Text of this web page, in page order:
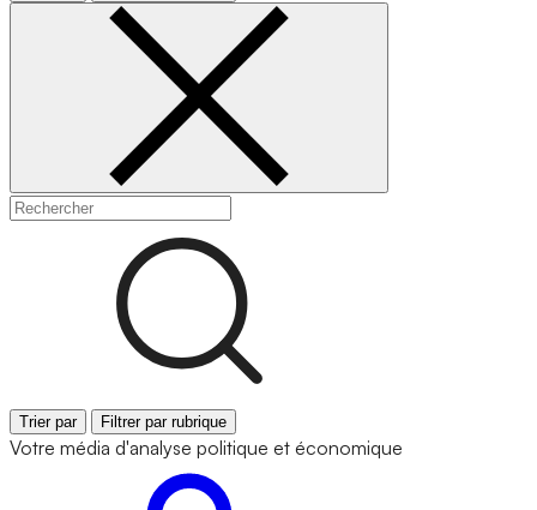
Trier par Filtrer par rubrique
Votre média d'analyse politique et économique